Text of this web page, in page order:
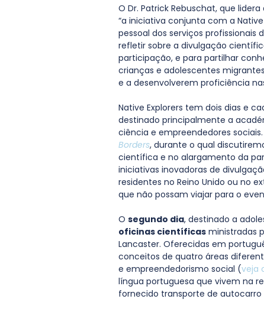
O Dr. Patrick Rebuschat, que
“a iniciativa conjunta com a
pessoal dos serviços
refletir sobre a divulgação
participação, e para partilhar
crianças e adolescentes
e a desenvolverem proficiência
Native Explorers tem dois dias e
destinado principalmente a
ciência e empreendedores
Borders, durante o qual
científica e no alargamento da
iniciativas inovadoras de
residentes no Reino Unido ou no
que não possam viajar para o
O segundo dia, destinado a
oficinas científicas ministradas
Lancaster. Oferecidas em
conceitos de quatro áreas
e empreendedorismo social (veja
língua portuguesa que vivem na
fornecido transporte de autocarro